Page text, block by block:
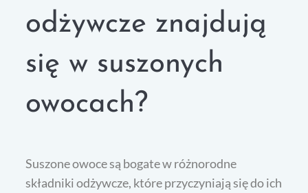
odżywcze znajdują
się w suszonych
owocach?
Suszone owoce są bogate w różnorodne
składniki odżywcze, które przyczyniają się do ich